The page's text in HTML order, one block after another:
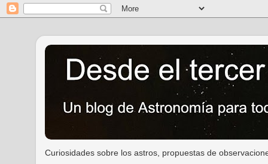
Curiosidades sobre los astros, propuestas de